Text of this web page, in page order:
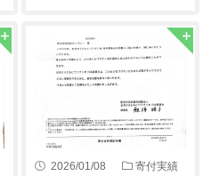
2026/01/08
寄付実績